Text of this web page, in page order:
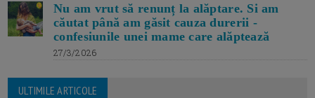
Nu am vrut să renunț la alăptare. Si am
căutat până am găsit cauza durerii -
confesiunile unei mame care alăptează
27/3/2026
ULTIMILE ARTICOLE